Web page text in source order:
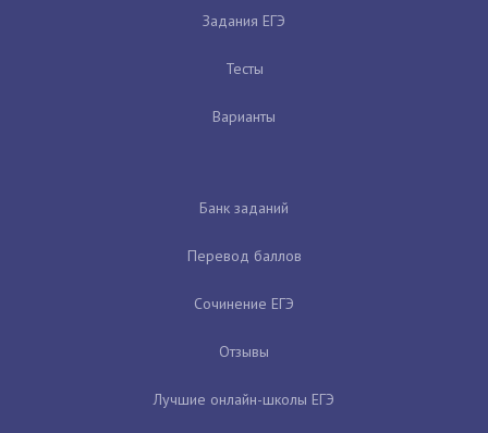
Задания ЕГЭ
Тесты
Варианты
Банк заданий
Перевод баллов
Сочинение ЕГЭ
Отзывы
Лучшие онлайн-школы ЕГЭ